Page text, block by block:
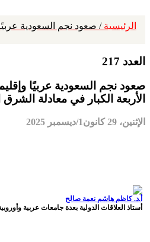
الرئيسية / صعود نجم السعودية
العدد 217
صعود نجم السعودية عربيًا
الأربعة الكبار في معادلة
الإثنين، 29 كانون1/ديسمبر 2025
أ.د. كاظم هاشم نعمة صالح
أستاذ العلاقات الدولية بعدة جامعات عربية